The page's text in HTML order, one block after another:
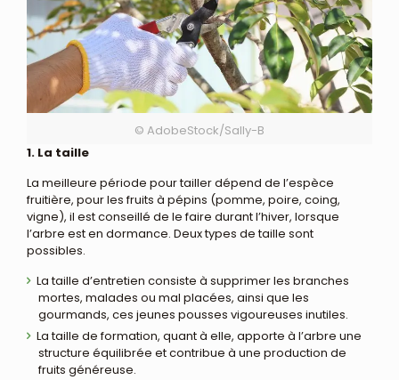
© AdobeStock/Sally-B
1. La taille
La meilleure période pour tailler dépend de l’espèce
fruitière, pour les fruits à pépins (pomme, poire, coing,
vigne), il est conseillé de le faire durant l’hiver, lorsque
l’arbre est en dormance. Deux types de taille sont
possibles.
La taille d’entretien consiste à supprimer les branches
mortes, malades ou mal placées, ainsi que les
gourmands, ces jeunes pousses vigoureuses inutiles.
La taille de formation, quant à elle, apporte à l’arbre une
structure équilibrée et contribue à une production de
fruits généreuse.